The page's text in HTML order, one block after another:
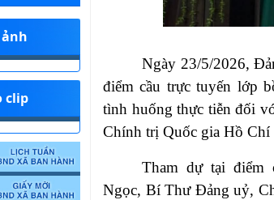
clip
Ngày 23/5/2026,
điểm cầu trực tuyến lớp
tình huống thực tiễn đối
Chính trị Quốc gia Hồ
Tham dự tại điểm
Ngọc, Bí Thư Đảng uỷ,